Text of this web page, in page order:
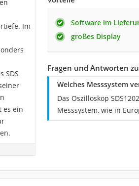
Im
SDS
es ein
Software im
großes Display
Fragen und Antworten zu
Welches Messsystem
Das Oszilloskop
Messsystem, wie in